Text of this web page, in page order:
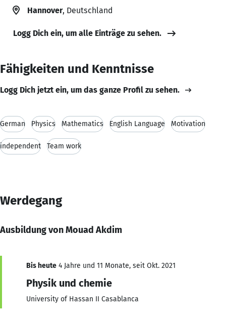
Hannover, Deutschland
Logg Dich ein, um alle Einträge zu sehen.
Fähigkeiten und Kenntnisse
Logg Dich jetzt ein, um das ganze Profil zu sehen.
German Physics Mathematics English Language Motivation
independent Team work
Werdegang
Ausbildung von Mouad Akdim
Bis heute 4 Jahre und 11 Monate, seit Okt. 2021
Physik und chemie
University of Hassan II Casablanca